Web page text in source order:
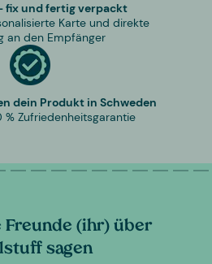
fix und fertig verpackt
Karte und direkte
an den Empfänger
dein Produkt in Schweden
% Zufriedenheitsgarantie
Freunde (ihr) über
sagen